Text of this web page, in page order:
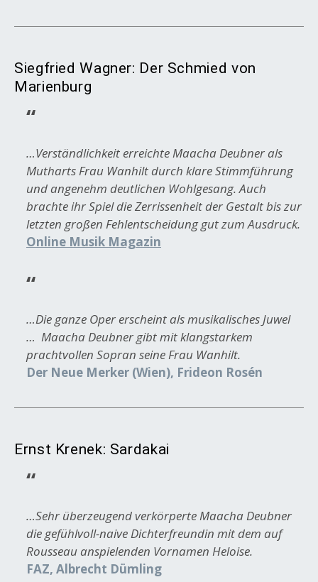
Siegfried Wagner: Der Schmied von
Marienburg
…Verständlichkeit erreichte Maacha Deubner als
Mutharts Frau Wanhilt durch klare Stimmführung
und angenehm deutlichen Wohlgesang. Auch
brachte ihr Spiel die Zerrissenheit der Gestalt bis zur
letzten großen Fehlentscheidung gut zum Ausdruck.
Online Musik Magazin
…Die ganze Oper erscheint als musikalisches Juwel
… Maacha Deubner gibt mit klangstarkem
prachtvollen Sopran seine Frau Wanhilt.
Der Neue Merker (Wien), Frideon Rosén
Ernst Krenek: Sardakai
…Sehr überzeugend verkörperte Maacha Deubner
die gefühlvoll-naive Dichterfreundin mit dem auf
Rousseau anspielenden Vornamen Heloise.
FAZ, Albrecht Dümling